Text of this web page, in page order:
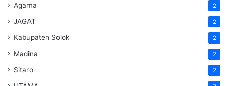
Agama 2
JAGAT 2
Kabupaten Solok 2
Madina 2
Sitaro 2